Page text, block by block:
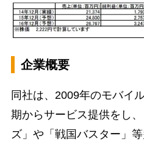
企業概要
同社は、2009年のモバイ
期からサービス提供をし
ズ」や「戦国バスター」